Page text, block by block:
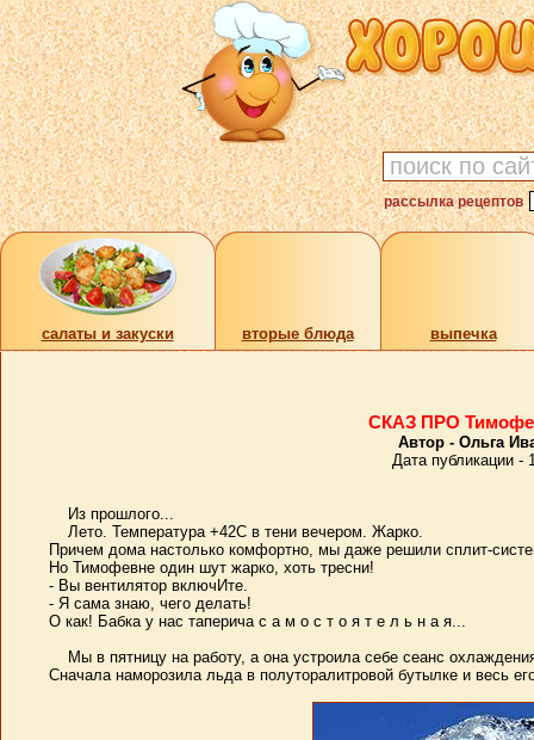
рассылка рецептов
cалаты и закуски вторые блюда выпечка
СКАЗ ПРО
Автор - Ольга
Дата публикации -
Из прошлого...
Лето. Температура +42С в тени вечером. Жарко.
Причем дома настолько комфортно, мы даже решили сплит-
Но Тимофевне один шут жарко, хоть тресни!
- Вы вентилятор включИте.
- Я сама знаю, чего делать!
О как! Бабка у нас таперича с а м о с т о я т е л ь н а я...
Мы в пятницу на работу, а она устроила себе сеанс
Сначала наморозила льда в полуторалитровой бутылке и весь